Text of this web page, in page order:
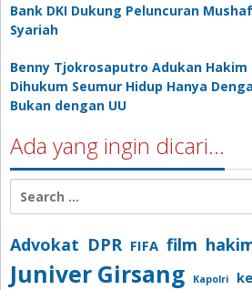
Bank DKI Dukung Peluncuran
Syariah
Benny Tjokrosaputro Adukan Hakim
Dihukum Seumur Hidup Hanya
Bukan dengan UU
Ada yang ingin dicari…
Search
for:
Advokat DPR FIFA film
Juniver Girsang Kapolri